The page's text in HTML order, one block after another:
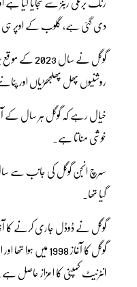
دی گئی ہے، گلوب کے اوپر ہی 2024 لکھا ہوا ہے۔
گوگل نے
روشنیوں پھل پھلجھڑیاں اور
خیال رہے کہ گوگل ہر سال کے
خوشی مناتا ہے۔
گیا تھا۔
گوگل کا آغاز
انٹرنیٹ کمپنی کا اعزاز حاصل